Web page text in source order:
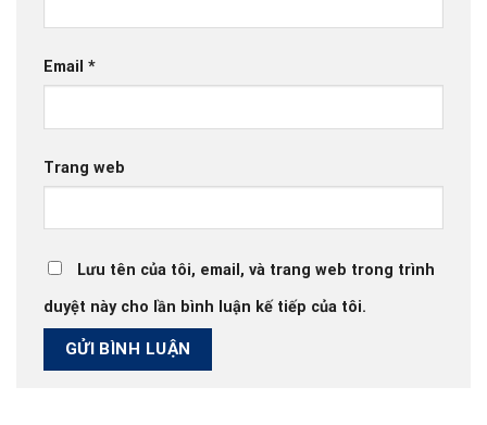
Email *
Trang web
Lưu tên của tôi, email, và trang web trong trình
duyệt này cho lần bình luận kế tiếp của tôi.